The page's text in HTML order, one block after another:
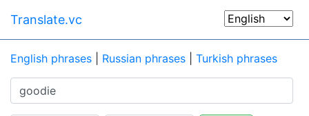
Translate.vc
English phrases Russian phrases Turkish phrases